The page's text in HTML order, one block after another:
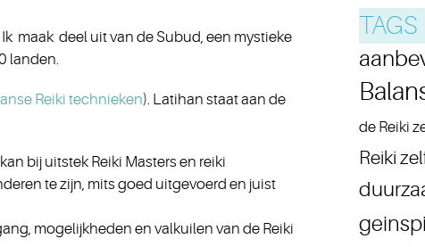
maak deel uit van de Subud, een mystieke
landen.
Reiki technieken). Latihan staat aan de
bij uitstek Reiki Masters en reiki
te zijn, mits goed uitgevoerd en juist
mogelijkheden en valkuilen van de Reiki
TAGS
de Reiki
Reiki